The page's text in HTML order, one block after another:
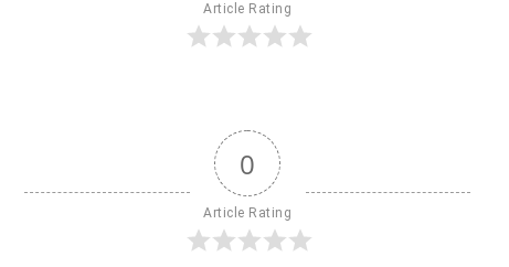
Article Rating
0
Article Rating